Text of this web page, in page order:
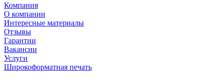
Компания
О компании
Интересные материалы
Отзывы
Гарантии
Вакансии
Услуги
Широкоформатная печать